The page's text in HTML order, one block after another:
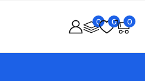
0 0 0